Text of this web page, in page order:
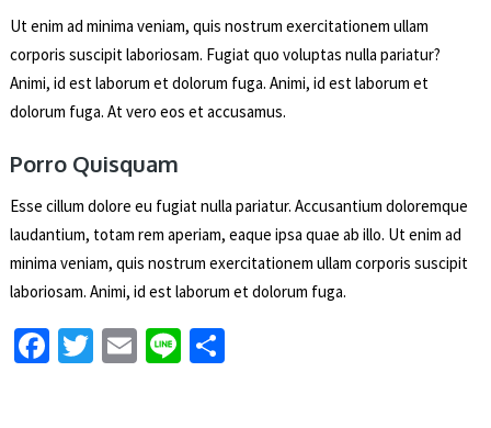
Ut enim ad minima veniam, quis nostrum exercitationem ullam
corporis suscipit laboriosam. Fugiat quo voluptas nulla pariatur?
Animi, id est laborum et dolorum fuga. Animi, id est laborum et
dolorum fuga. At vero eos et accusamus.
Porro Quisquam
Esse cillum dolore eu fugiat nulla pariatur. Accusantium doloremque
laudantium, totam rem aperiam, eaque ipsa quae ab illo. Ut enim ad
minima veniam, quis nostrum exercitationem ullam corporis suscipit
laboriosam. Animi, id est laborum et dolorum fuga.
Fa T E Li S